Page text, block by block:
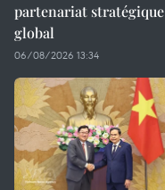
partenariat stratégique
global
06/08/2026 13:34